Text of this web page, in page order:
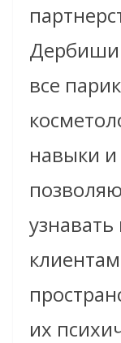
все
навыки и
их